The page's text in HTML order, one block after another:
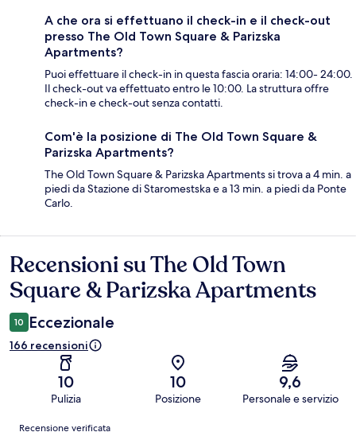
A che ora si effettuano il check-in e il check-out
presso The Old Town Square & Parizska
Apartments?
Puoi effettuare il check-in in questa fascia oraria: 14:00- 24:00.
Il check-out va effettuato entro le 10:00. La struttura offre
check-in e check-out senza contatti.
Com'è la posizione di The Old Town Square &
Parizska Apartments?
The Old Town Square & Parizska Apartments si trova a 4 min. a
piedi da Stazione di Staromestska e a 13 min. a piedi da Ponte
Carlo.
Recensioni
Recensioni su The Old Town
Square & Parizska Apartments
10 Eccezionale
166 recensioni
10
Pulizia
10
Posizione
9,6
Personale e servizio
Recensioni
Recensione verificata